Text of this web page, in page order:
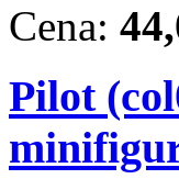
Cena:
Pilot